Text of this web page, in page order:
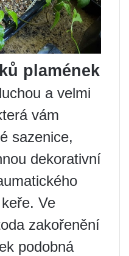
plamének
a velmi
vám
sazenice,
dekorativní
Ve
zakořenění
podobná